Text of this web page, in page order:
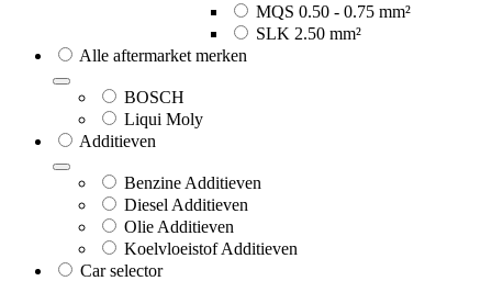
MQS 0.50 - 0.75 mm²
SLK 2.50 mm²
Alle aftermarket merken
BOSCH
Liqui Moly
Additieven
Benzine Additieven
Diesel Additieven
Olie Additieven
Koelvloeistof Additieven
Car selector